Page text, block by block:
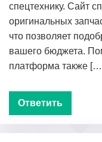
спецтехнику. Сайт
оригинальных
что позволяет
вашего бюджета.
платформа также
Ответить